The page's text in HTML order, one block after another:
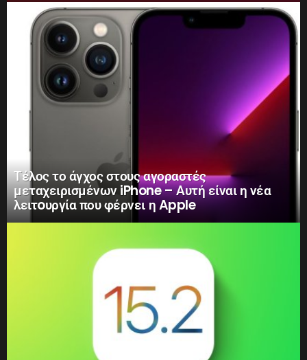
Τέλος το άγχος στους αγοραστές
μεταχειρισμένων iPhone – Αυτή είναι η νέα
λειτoυργία που φέρνει η Apple